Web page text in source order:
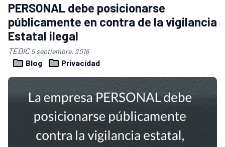
PERSONAL debe posicionarse
públicamente en contra de la vigilancia
Estatal ilegal
TEDIC5 septiembre, 2016
Blog Privacidad